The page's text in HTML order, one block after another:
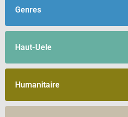
Genres
Haut-Uele
Humanitaire